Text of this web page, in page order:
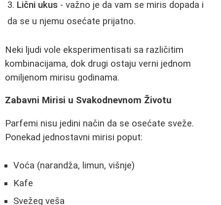
Lični ukus - važno je da vam se miris dopada i
da se u njemu osećate prijatno.
Neki ljudi vole eksperimentisati sa različitim
kombinacijama, dok drugi ostaju verni jednom
omiljenom mirisu godinama.
Zabavni Mirisi u Svakodnevnom Životu
Parfemi nisu jedini način da se osećate sveže.
Ponekad jednostavni mirisi poput:
Voća (narandža, limun, višnje)
Kafe
Svežeg veša